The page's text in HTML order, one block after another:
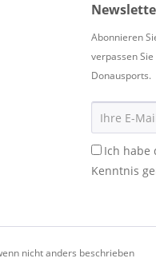
Abonnieren
verpassen
Donausports.
Ich habe
Kenntnis
nicht anders beschrieben